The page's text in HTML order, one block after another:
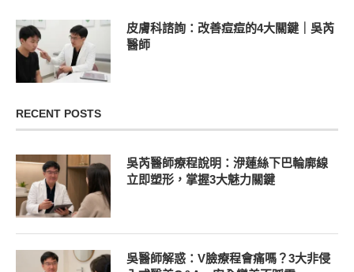
皮膚科諮詢：改善痘痘的4大關鍵｜吳芮
醫師
RECENT POSTS
吳芮醫師療程說明：洢蓮絲下巴輪廓線
立即塑形，掌握3大魅力關鍵
吳醫師解惑：V臉療程會痛嗎？3大非侵